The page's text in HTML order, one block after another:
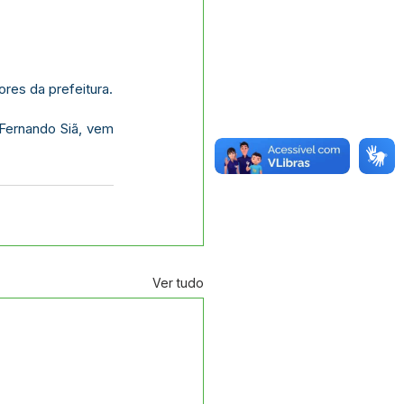
da prefeitura.
Siã, vem
Ver tudo